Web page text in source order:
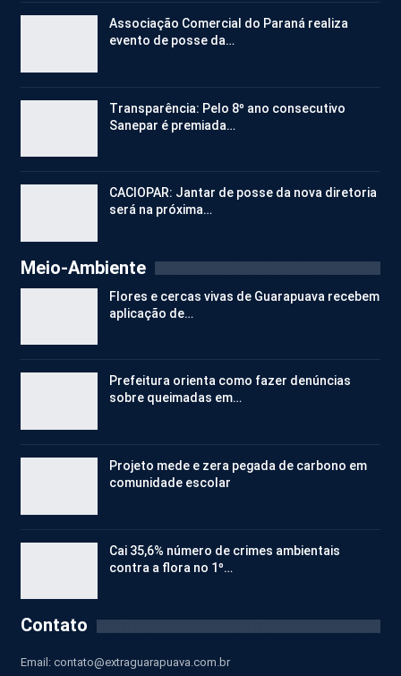
Associação Comercial do Paraná realiza
evento de posse da…
Transparência: Pelo 8º ano consecutivo
Sanepar é premiada…
CACIOPAR: Jantar de posse da nova diretoria
será na próxima…
Meio-Ambiente
Flores e cercas vivas de Guarapuava recebem
aplicação de…
Prefeitura orienta como fazer denúncias
sobre queimadas em…
Projeto mede e zera pegada de carbono em
comunidade escolar
Cai 35,6% número de crimes ambientais
contra a flora no 1º…
Contato
Email: contato@extraguarapuava.com.br